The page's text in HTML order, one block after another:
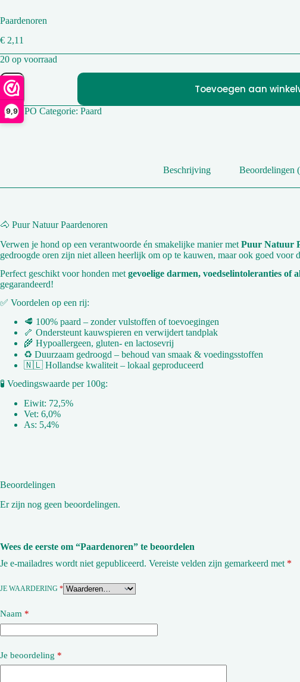
9,9
Paardenoren
€ 2,11
20 op voorraad
Paardenoren
aantal
Toevoegen aan
SKU: PO Categorie: Paard
Beschrijving Beoordelingen
🐴 Puur Natuur Paardenoren
Verwen je hond op een verantwoorde én smakelijke manier met Puur Natuur
gedroogde oren zijn niet alleen heerlijk om op te kauwen, maar ook goed voor
Perfect geschikt voor honden met gevoelige darmen, voedselintoleranties of
gegarandeerd!
✅ Voordelen op een rij:
🥩 100% paard – zonder vulstoffen of toevoegingen
🦴 Ondersteunt kauwspieren en verwijdert tandplak
🌾 Hypoallergeen, gluten- en lactosevrij
♻️ Duurzaam gedroogd – behoud van smaak & voedingsstoffen
🇳🇱 Hollandse kwaliteit – lokaal geproduceerd
🧪 Voedingswaarde per 100g:
Eiwit: 72,5%
Vet: 6,0%
As: 5,4%
Beoordelingen
Er zijn nog geen beoordelingen.
Wees de eerste om “Paardenoren” te beoordelen
Je e-mailadres wordt niet gepubliceerd. Vereiste velden zijn gemarkeerd met *
JE WAARDERING *
Naam *
Je beoordeling *